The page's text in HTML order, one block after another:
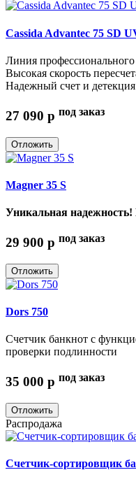
Cassida Advantec 75 SD
Линия профессионального
Высокая скорость
Надежный счет и
27 090 p под заказ
Отложить
Magner 35 S
Уникальная надежность!
29 900 p под заказ
Отложить
Dors 750
Счетчик банкнот с
проверки подлинности
35 000 p под заказ
Отложить
Распродажа
Счетчик-сортировщик